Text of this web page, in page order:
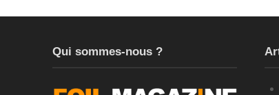
Qui sommes-nous ?